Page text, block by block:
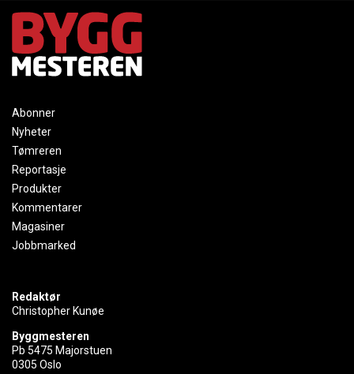
Abonner
Nyheter
Tømreren
Reportasje
Produkter
Kommentarer
Magasiner
Jobbmarked
Redaktør
Christopher Kunøe
Byggmesteren
Pb 5475 Majorstuen
0305 Oslo